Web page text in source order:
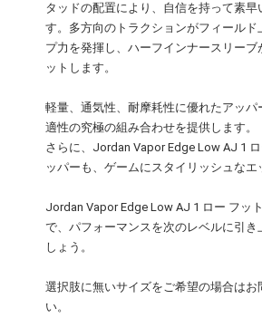
タッドの配置により、自信を持って素早
す。多方向のトラクションがフィールド
プ力を発揮し、ハーフインナースリーブ
ットします。
軽量、通気性、耐摩耗性に優れたアッパ
適性の究極の組み合わせを提供します。
さらに、Jordan Vapor Edge Low AJ 1
ッパーも、ゲームにスタイリッシュなエ
Jordan Vapor Edge Low AJ 1 ロー フッ
で、パフォーマンスを次のレベルに引き
しょう。
選択肢に無いサイズをご希望の場合はお
い。